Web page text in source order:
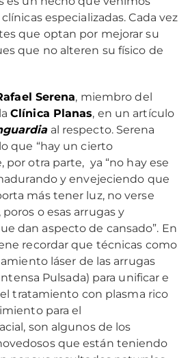
especializadas. Cada vez
que optan por mejorar su
que no alteren su físico de
Serena, miembro del
Clínica Planas, en un artículo
al respecto. Serena
que “hay un cierto
por otra parte, ya “no hay ese
y envejeciendo que
más tener luz, no verse
o esas arrugas y
dan aspecto de cansado”. En
recordar que técnicas como
láser de las arrugas
Pulsada) para unificar e
tratamiento con plasma rico
para el
son algunos de los
que están teniendo